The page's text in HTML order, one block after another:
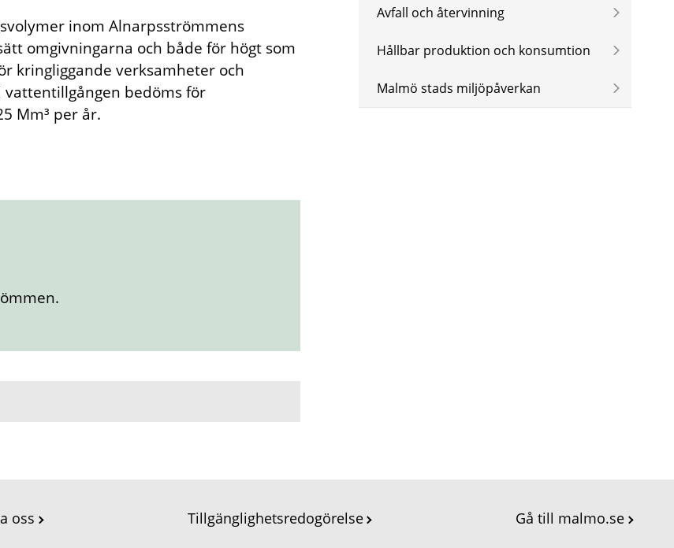
inom Alnarpsströmmens
omgivningarna och både för högt som
kringliggande verksamheter och
bedöms för
Mm³ per år.
Avfall och återvinning
Hållbar produktion och konsumtion
Malmö stads miljöpåverkan
oss Tillgänglighetsredogörelse Gå till malmo.se